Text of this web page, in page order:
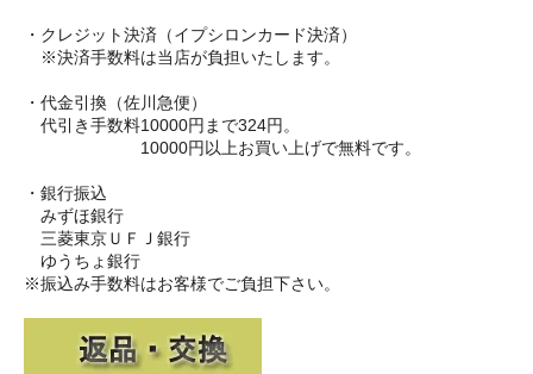
・クレジット決済（イプシロンカード決済）
※決済手数料は当店が負担いたします。
・代金引換（佐川急便）
代引き手数料10000円まで324円。
10000円以上お買い上げで無料です。
・銀行振込
みずほ銀行
三菱東京ＵＦＪ銀行
ゆうちょ銀行
※振込み手数料はお客様でご負担下さい。